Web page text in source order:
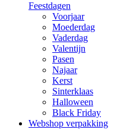
Feestdagen
Voorjaar
Moederdag
Vaderdag
Valentijn
Pasen
Najaar
Kerst
Sinterklaas
Halloween
Black Friday
Webshop verpakking